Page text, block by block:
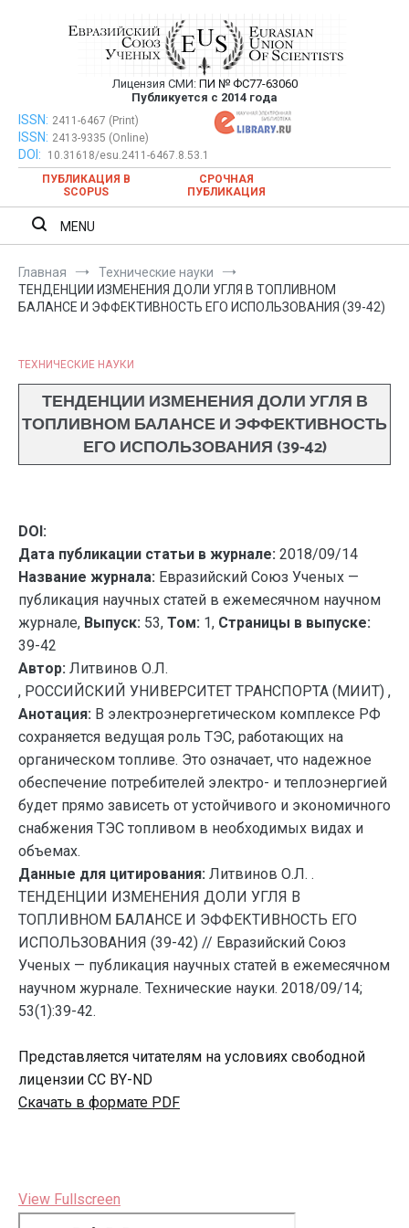
Евразийский Союз Ученых —
публикация научных статей в
ежемесячном научном журнале
Лицензия СМИ: ПИ № ФС77-63060
Публикуется с 2014 года
Евразийский Союз Ученых — публикация научных статей в
ежемесячном научном журнале
ISSN: 2411-6467 (Print)
ISSN: 2413-9335 (Online)
DOI:
10.31618/esu.2411-6467.8.53.1
ПУБЛИКАЦИЯ В
SCOPUS
СРОЧНАЯ
ПУБЛИКАЦИЯ
MENU
Главная
Технические науки
ТЕНДЕНЦИИ ИЗМЕНЕНИЯ ДОЛИ УГЛЯ В ТОПЛИВНОМ
БАЛАНСЕ И ЭФФЕКТИВНОСТЬ ЕГО ИСПОЛЬЗОВАНИЯ (39-42)
ТЕХНИЧЕСКИЕ НАУКИ
ТЕНДЕНЦИИ ИЗМЕНЕНИЯ ДОЛИ УГЛЯ В
ТОПЛИВНОМ БАЛАНСЕ И ЭФФЕКТИВНОСТЬ
ЕГО ИСПОЛЬЗОВАНИЯ (39-42)
DOI:
Дата публикации статьи в журнале: 2018/09/14
Название журнала: Евразийский Союз Ученых —
публикация научных статей в ежемесячном научном
журнале, Выпуск: 53, Том: 1, Страницы в выпуске:
39-42
Автор: Литвинов О.Л.
, РОССИЙСКИЙ УНИВЕРСИТЕТ ТРАНСПОРТА (МИИТ) ,
Анотация: В электроэнергетическом комплексе РФ
сохраняется ведущая роль ТЭС, работающих на
органическом топливе. Это означает, что надежное
обеспечение потребителей электро- и теплоэнергией
будет прямо зависеть от устойчивого и экономичного
снабжения ТЭС топливом в необходимых видах и
объемах.
Данные для цитирования: Литвинов О.Л. .
ТЕНДЕНЦИИ ИЗМЕНЕНИЯ ДОЛИ УГЛЯ В
ТОПЛИВНОМ БАЛАНСЕ И ЭФФЕКТИВНОСТЬ ЕГО
ИСПОЛЬЗОВАНИЯ (39-42) // Евразийский Союз
Ученых — публикация научных статей в ежемесячном
научном журнале. Технические науки. 2018/09/14;
53(1):39-42.
Представляется читателям на условиях свободной
лицензии CC BY-ND
Скачать в формате PDF
View Fullscreen
Перейти